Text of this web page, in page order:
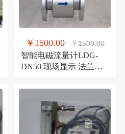
￥1500.00 ￥1500.00
智能电磁流量计LDG-
DN50 现场显示 法兰连